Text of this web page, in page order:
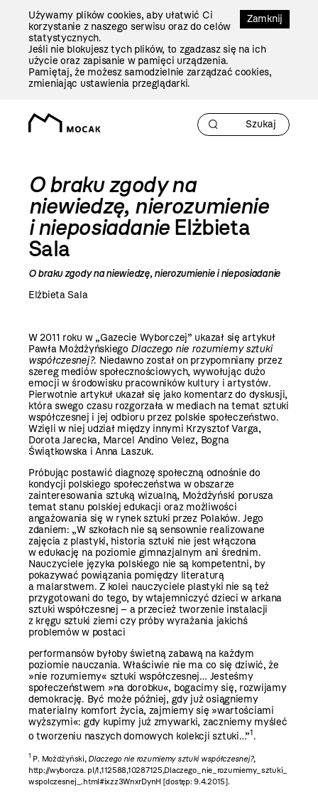
Zamknij
Używamy plików cookies, aby ułatwić Ci
korzystanie z naszego serwisu oraz do celów
statystycznych.
Jeśli nie blokujesz tych plików, to zgadzasz się na ich
użycie oraz zapisanie w pamięci urządzenia.
Pamiętaj, że możesz samodzielnie zarządzać cookies,
zmieniając ustawienia przeglądarki.
O braku zgody na
niewiedzę, nierozumienie
i nieposiadanieElżbieta
Sala
O braku zgody na niewiedzę, nierozumienie i nieposiadanie
Elżbieta Sala
W 2011 roku w „Gazecie Wyborczej” ukazał się artykuł
Pawła Możdżyńskiego Dlaczego nie rozumiemy sztuki
współczesnej?. Niedawno został on przypomniany przez
szereg mediów społecznościowych, wywołując dużo
emocji w środowisku pracowników kultury i artystów.
Pierwotnie artykuł ukazał się jako komentarz do dyskusji,
która swego czasu rozgorzała w mediach na temat sztuki
współczesnej i jej odbioru przez polskie społeczeństwo.
Wzięli w niej udział między innymi Krzysztof Varga,
Dorota Jarecka, Marcel Andino Velez, Bogna
Świątkowska i Anna Laszuk.
Próbując postawić diagnozę społeczną odnośnie do
kondycji polskiego społeczeństwa w obszarze
zainteresowania sztuką wizualną, Możdżyński porusza
temat stanu polskiej edukacji oraz możliwości
angażowania się w rynek sztuki przez Polaków. Jego
zdaniem: „W szkołach nie są sensownie realizowane
zajęcia z plastyki, historia sztuki nie jest włączona
w edukację na poziomie gimnazjalnym ani średnim.
Nauczyciele języka polskiego nie są kompetentni, by
pokazywać powiązania pomiędzy literaturą
a malarstwem. Z kolei nauczyciele plastyki nie są też
przygotowani do tego, by wtajemniczyć dzieci w arkana
sztuki współczesnej – a przecież tworzenie instalacji
z kręgu sztuki ziemi czy próby wyrażania jakichś
problemów w postaci
performansów byłoby świetną zabawą na każdym
poziomie nauczania. Właściwie nie ma co się dziwić, że
»nie rozumiemy« sztuki współczesnej… Jesteśmy
społeczeństwem »na dorobku«, bogacimy się, rozwijamy
demokrację. Być może później, gdy już osiągniemy
materialny komfort życia, zajmiemy się »wartościami
wyższymi«: gdy kupimy już zmywarki, zaczniemy myśleć
o tworzeniu naszych domowych kolekcji sztuki…”1.
1 P. Możdżyński, Dlaczego nie rozumiemy sztuki współczesnej?,
http://wyborcza. pl/1,112588,10287125,Dlaczego_nie_rozumiemy_sztuki_
wspolczesnej_.html#ixzz3WnxrDynH [dostęp: 9.4.2015].